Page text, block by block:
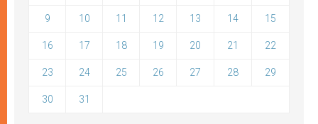
9 10 11 12 13 14 15
16 17 18 19 20 21 22
23 24 25 26 27 28 29
30 31